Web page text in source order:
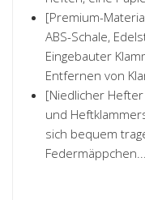
[Premium-
ABS-Schale,
Eingebauter
Entfernen von
[Niedlicher
und
sich bequem
Federmäppchen...